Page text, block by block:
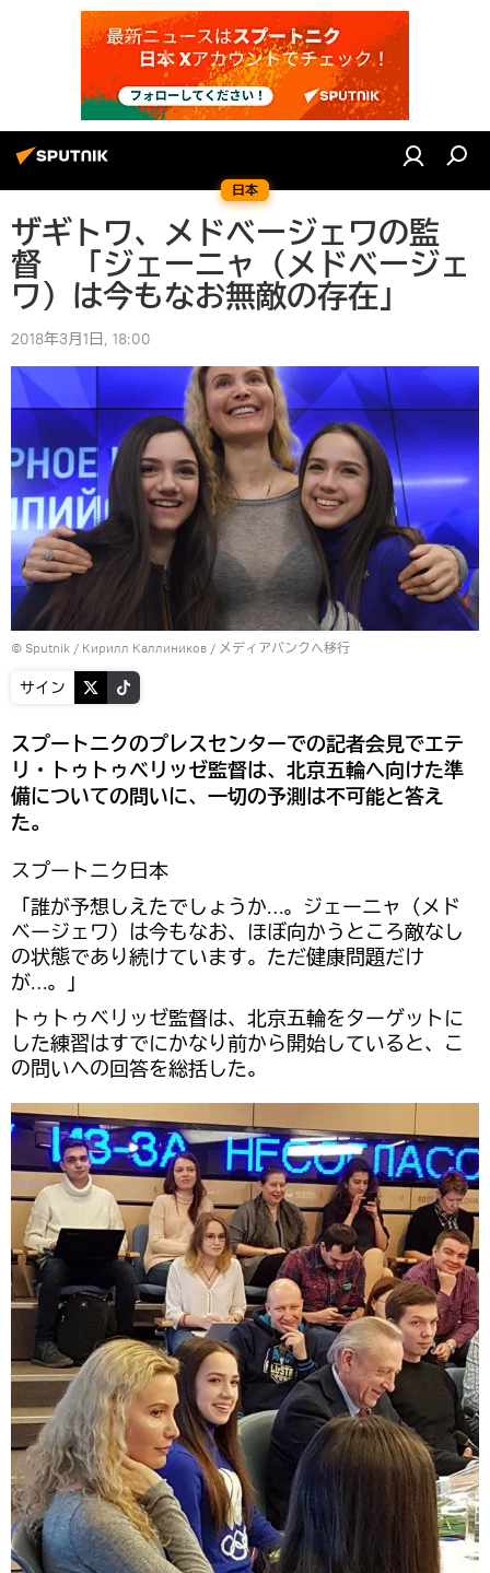
日本
ザギトワ、メドベージェワの監
督 「ジェーニャ（メドベージェ
ワ）は今もなお無敵の存在」
2018年3月1日, 18:00
© Sputnik / Кирилл Каллиников / メディアバンクへ移行
サイン
スプートニクのプレスセンターでの記者会見でエテ
リ・トゥトゥベリッゼ監督は、北京五輪へ向けた準
備についての問いに、一切の予測は不可能と答え
た。
スプートニク日本
「誰が予想しえたでしょうか…。ジェーニャ（メド
ベージェワ）は今もなお、ほぼ向かうところ敵なし
の状態であり続けています。ただ健康問題だけ
が…。」
トゥトゥベリッゼ監督は、北京五輪をターゲットに
した練習はすでにかなり前から開始していると、こ
の問いへの回答を総括した。